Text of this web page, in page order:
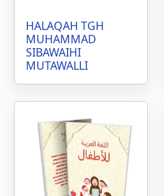
HALAQAH TGH
MUHAMMAD
SIBAWAIHI
MUTAWALLI